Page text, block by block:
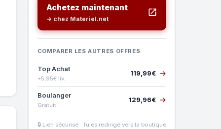
Achetez maintenant
→ chez Materiel.net
COMPARER LES AUTRES OFFRES
Top Achat
+5,95€ liv.
119,99€ →
Boulanger
Gratuit
129,96€ →
🔒 Lien sécurisé · Tu es redirigé vers la boutique